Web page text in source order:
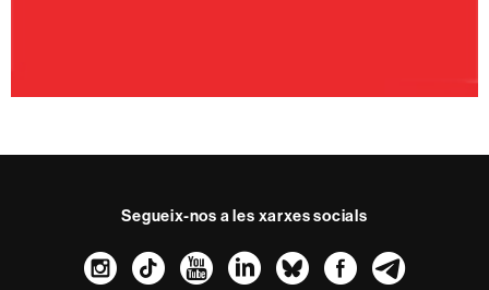
Segueix-nos a les xarxes socials
Instagram
TikTokYouTube
LinkedIn
Bluesky